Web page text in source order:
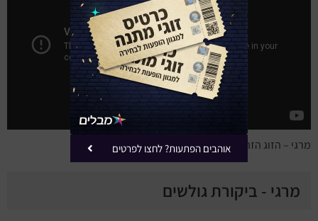
מרגי – הזוג הזה
מרגי - ביקורת גולשים
אוהבים הפתעות? לחצו לפרטים